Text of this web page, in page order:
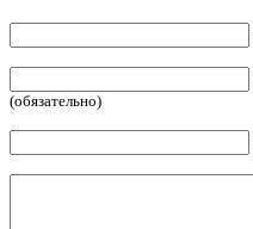
(обязательно)